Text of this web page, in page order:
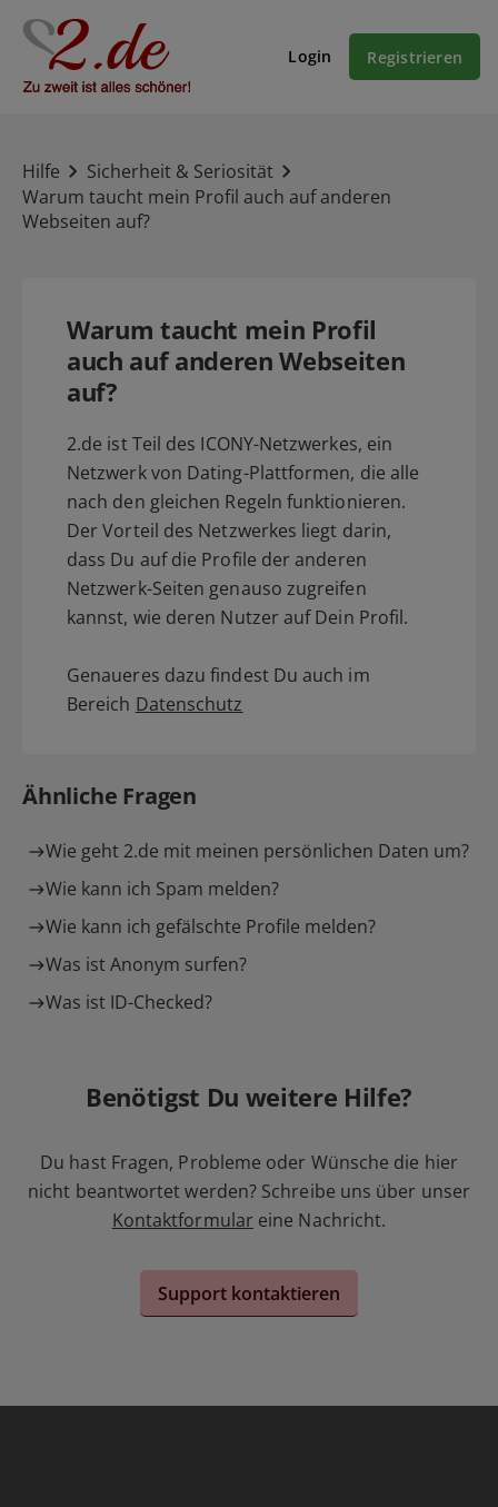
Login Registrieren
Hilfe
Sicherheit & Seriosität
Warum taucht mein Profil auch auf anderen
Webseiten auf?
Warum taucht mein Profil
auch auf anderen Webseiten
auf?
2.de ist Teil des ICONY-Netzwerkes, ein
Netzwerk von Dating-Plattformen, die alle
nach den gleichen Regeln funktionieren.
Der Vorteil des Netzwerkes liegt darin,
dass Du auf die Profile der anderen
Netzwerk-Seiten genauso zugreifen
kannst, wie deren Nutzer auf Dein Profil.
Genaueres dazu findest Du auch im
Bereich Datenschutz
Ähnliche Fragen
Wie geht 2.de mit meinen persönlichen Daten um?
Wie kann ich Spam melden?
Wie kann ich gefälschte Profile melden?
Was ist Anonym surfen?
Was ist ID-Checked?
Benötigst Du weitere Hilfe?
Du hast Fragen, Probleme oder Wünsche die hier
nicht beantwortet werden? Schreibe uns über unser
Kontaktformular eine Nachricht.
Support kontaktieren